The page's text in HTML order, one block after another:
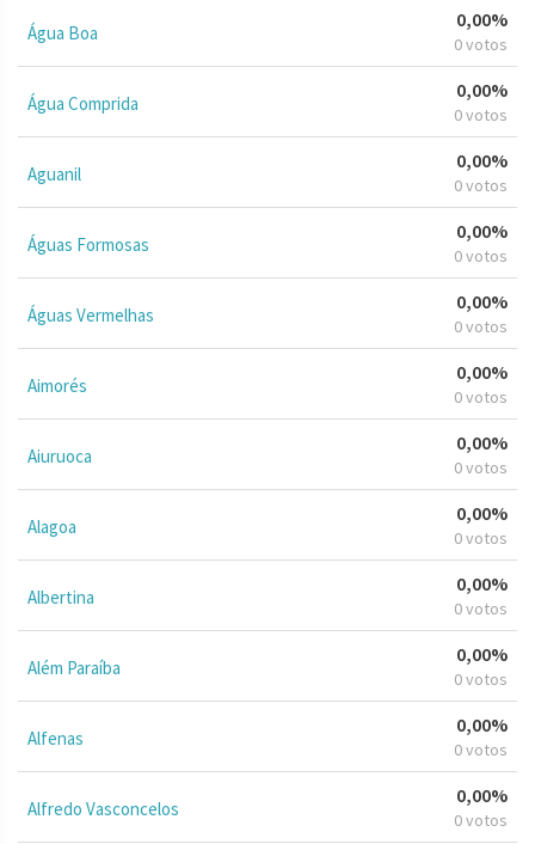
Água Boa
0,00%
0 votos
Água Comprida
0,00%
0 votos
Aguanil
0,00%
0 votos
Águas Formosas
0,00%
0 votos
Águas Vermelhas
0,00%
0 votos
Aimorés
0,00%
0 votos
Aiuruoca
0,00%
0 votos
Alagoa
0,00%
0 votos
Albertina
0,00%
0 votos
Além Paraíba
0,00%
0 votos
Alfenas
0,00%
0 votos
Alfredo Vasconcelos
0,00%
0 votos